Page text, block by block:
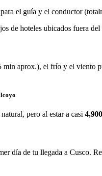
el guía y el conductor
de hoteles ubicados fuera
aprox.), el frío y el viento
pero al estar a casi
día de tu llegada a Cusco.